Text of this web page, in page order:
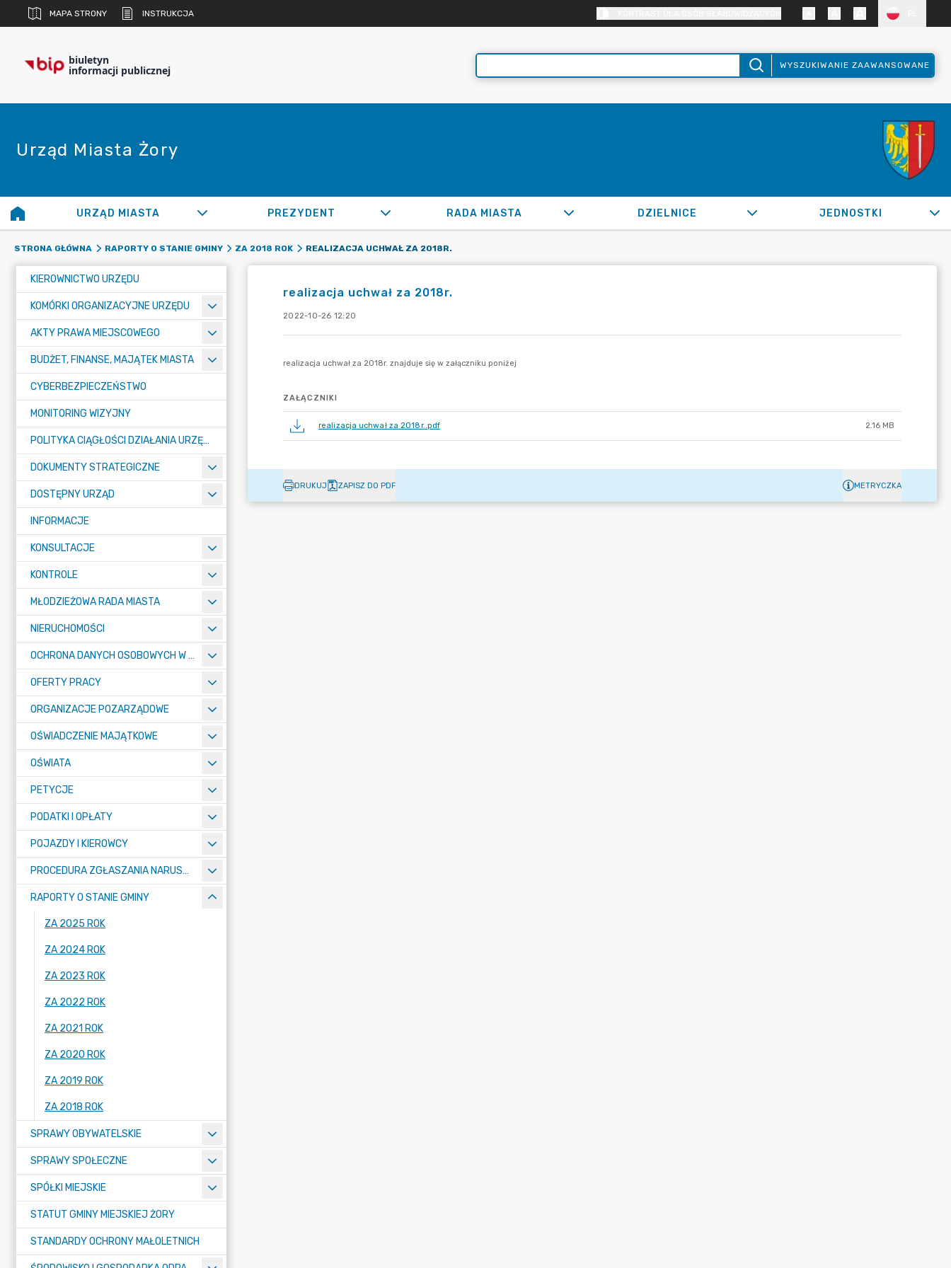
MAPA STRONY INSTRUKCJA
biuletyn
informacji publicznej WYSZUKIWANIE ZAAWANSOWANE
Urząd Miasta Żory
URZĄD MIASTA PREZYDENT RADA MIASTA DZIELNICE JEDNOSTKI
STRONA GŁÓWNA RAPORTY O STANIE GMINY ZA 2018 ROK REALIZACJA UCHWAŁ ZA 2018R.
KIEROWNICTWO URZĘDU
KOMÓRKI ORGANIZACYJNE URZĘDU
AKTY PRAWA MIEJSCOWEGO
BUDŻET, FINANSE, MAJĄTEK MIASTA
CYBERBEZPIECZEŃSTWO
MONITORING WIZYJNY
POLITYKA CIĄGŁOŚCI DZIAŁANIA URZĘDU MIASTA ŻORY
DOKUMENTY STRATEGICZNE
DOSTĘPNY URZĄD
INFORMACJE
KONSULTACJE
KONTROLE
MŁODZIEŻOWA RADA MIASTA
NIERUCHOMOŚCI
OCHRONA DANYCH OSOBOWYCH W URZĘDZIE MIASTA ŻORY - RODO
OFERTY PRACY
ORGANIZACJE POZARZĄDOWE
OŚWIADCZENIE MAJĄTKOWE
OŚWIATA
PETYCJE
PODATKI I OPŁATY
POJAZDY I KIEROWCY
PROCEDURA ZGŁASZANIA NARUSZEŃ PRAWA
RAPORTY O STANIE GMINY
ZA 2025 ROK
ZA 2024 ROK
ZA 2023 ROK
ZA 2022 ROK
ZA 2021 ROK
ZA 2020 ROK
ZA 2019 ROK
ZA 2018 ROK
SPRAWY OBYWATELSKIE
SPRAWY SPOŁECZNE
SPÓŁKI MIEJSKIE
STATUT GMINY MIEJSKIEJ ŻORY
STANDARDY OCHRONY MAŁOLETNICH
realizacja uchwał za 2018r.
2022-10-26 12:20
ZAŁĄCZNIKI
realizacja uchwał za 2018r..pdf 2.16 MB
DRUKUJ ZAPISZ DO PDF METRYCZKA